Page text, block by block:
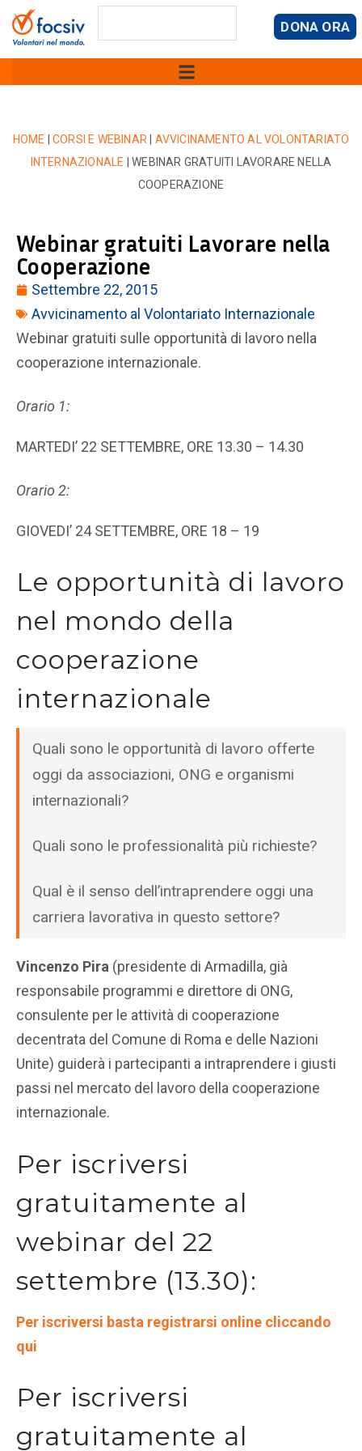
DONA ORA
HOME CORSI E WEBINAR
AVVICINAMENTO AL VOLONTARIATO
INTERNAZIONALE |WEBINAR GRATUITI LAVORARE NELLA
COOPERAZIONE
Webinar gratuiti Lavorare nella
Cooperazione
Settembre 22, 2015
Avvicinamento al Volontariato Internazionale
Webinar gratuiti sulle opportunità di lavoro nella
cooperazione internazionale.
Orario 1:
MARTEDI’ 22 SETTEMBRE, ORE 13.30 – 14.30
Orario 2:
GIOVEDI’ 24 SETTEMBRE, ORE 18 – 19
Le opportunità di lavoro
nel mondo della
cooperazione
internazionale
Quali sono le opportunità di lavoro offerte
oggi da associazioni, ONG e organismi
internazionali?
Quali sono le professionalità più richieste?
Qual è il senso dell’intraprendere oggi una
carriera lavorativa in questo settore?
Vincenzo Pira (presidente di Armadilla, già
responsabile programmi e direttore di ONG,
consulente per le attività di cooperazione
decentrata del Comune di Roma e delle Nazioni
Unite) guiderà i partecipanti a intraprendere i giusti
passi nel mercato del lavoro della cooperazione
internazionale.
Per iscriversi
gratuitamente al
webinar del 22
settembre (13.30):
Per iscriversi basta registrarsi online cliccando
qui
Per iscriversi
gratuitamente al